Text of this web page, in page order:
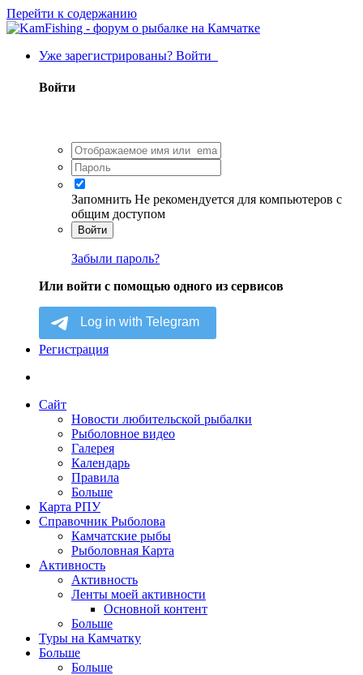
Перейти к содержанию
Уже зарегистрированы? Войти
Войти
Запомнить Не рекомендуется для компьютеров с
общим доступом
Войти
Забыли пароль?
Или войти с помощью одного из сервисов
Регистрация
Сайт
Новости любительской рыбалки
Рыболовное видео
Галерея
Календарь
Правила
Больше
Карта РПУ
Справочник Рыболова
Камчатские рыбы
Рыболовная Карта
Активность
Активность
Ленты моей активности
Основной контент
Больше
Туры на Камчатку
Больше
Больше